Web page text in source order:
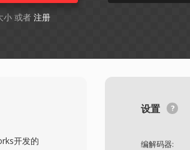
小 或者 注册
设置
编解码器:
开发的